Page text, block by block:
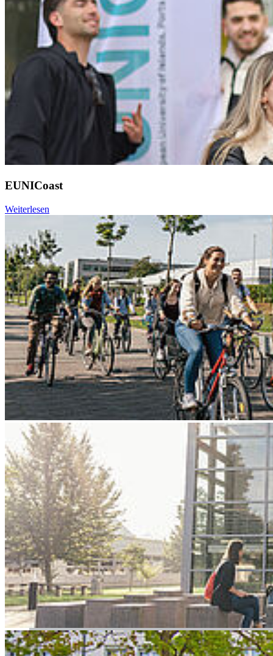
EUNICoast
Weiterlesen
Go to slide 1
Go to slide 2
Go to slide 3
Go to slide 4
Go to slide 5
Go to slide 6
Go to slide 7
Go to slide 8
Go to slide 9
Zurück
Basis für autonomes Fahren auf See
gelegt
12.02.2025
Projekt 5GPortVG stellt Errungenschaften aus einem Jahr Forschung
vor. 5G-Campusnetz für die Forschung an der Hochschule
geschaffen.